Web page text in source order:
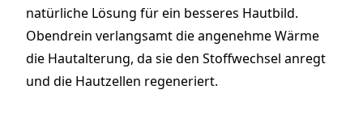
natürliche Lösung für ein besseres Hautbild.
Obendrein verlangsamt die angenehme Wärme
die Hautalterung, da sie den Stoffwechsel anregt
und die Hautzellen regeneriert.